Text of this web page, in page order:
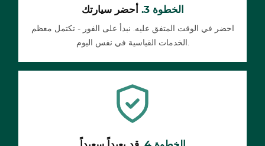
الخطوة 3. أحضر سيارتك
احضر في الوقت المتفق عليه. نبدأ على الفور - تكتمل معظم
الخدمات القياسية في نفس اليوم.